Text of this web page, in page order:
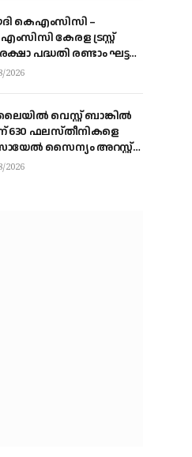
കെഎംസിസി –
കേരള ട്രസ്റ്റ്
പദ്ധതി രണ്ടാം ഘട്ട
വിതരണം
2026
വെസ്റ്റ് ബാങ്കില്‍
630 ഫലസ്തീനികളെ
സൈന്യം അറസ്റ്റ്
2026